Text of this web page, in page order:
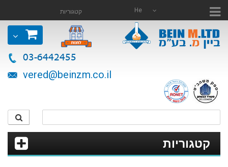
He קטגוריות
03-6442455
vered@beinzm.co.il
קטגוריות